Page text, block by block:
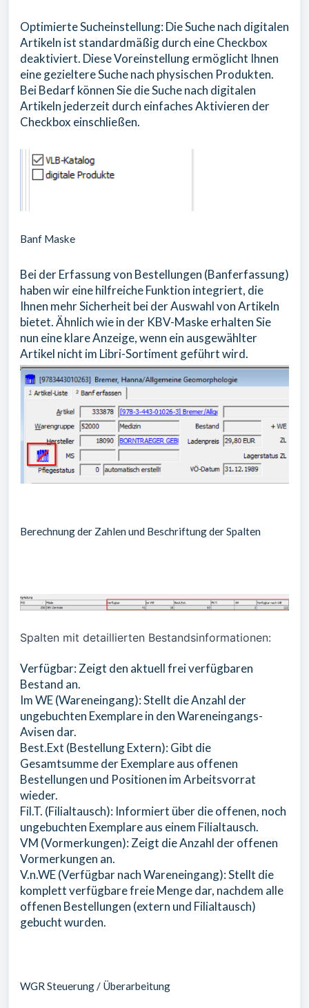
Optimierte Sucheinstellung: Die Suche nach digitalen
Artikeln ist standardmäßig durch eine Checkbox
deaktiviert. Diese Voreinstellung ermöglicht Ihnen
eine gezieltere Suche nach physischen Produkten.
Bei Bedarf können Sie die Suche nach digitalen
Artikeln jederzeit durch einfaches Aktivieren der
Checkbox einschließen.
Banf Maske
Bei der Erfassung von Bestellungen (Banferfassung)
haben wir eine hilfreiche Funktion integriert, die
Ihnen mehr Sicherheit bei der Auswahl von Artikeln
bietet. Ähnlich wie in der KBV-Maske erhalten Sie
nun eine klare Anzeige, wenn ein ausgewählter
Artikel nicht im Libri-Sortiment geführt wird.
Berechnung der Zahlen und Beschriftung der Spalten
Spalten mit detaillierten Bestandsinformationen:
Verfügbar: Zeigt den aktuell frei verfügbaren
Bestand an.
Im WE (Wareneingang): Stellt die Anzahl der
ungebuchten Exemplare in den Wareneingangs-
Avisen dar.
Best.Ext (Bestellung Extern): Gibt die
Gesamtsumme der Exemplare aus offenen
Bestellungen und Positionen im Arbeitsvorrat
wieder.
Fil.T. (Filialtausch): Informiert über die offenen, noch
ungebuchten Exemplare aus einem Filialtausch.
VM (Vormerkungen): Zeigt die Anzahl der offenen
Vormerkungen an.
V.n.WE (Verfügbar nach Wareneingang): Stellt die
komplett verfügbare freie Menge dar, nachdem alle
offenen Bestellungen (extern und Filialtausch)
gebucht wurden.
WGR Steuerung / Überarbeitung